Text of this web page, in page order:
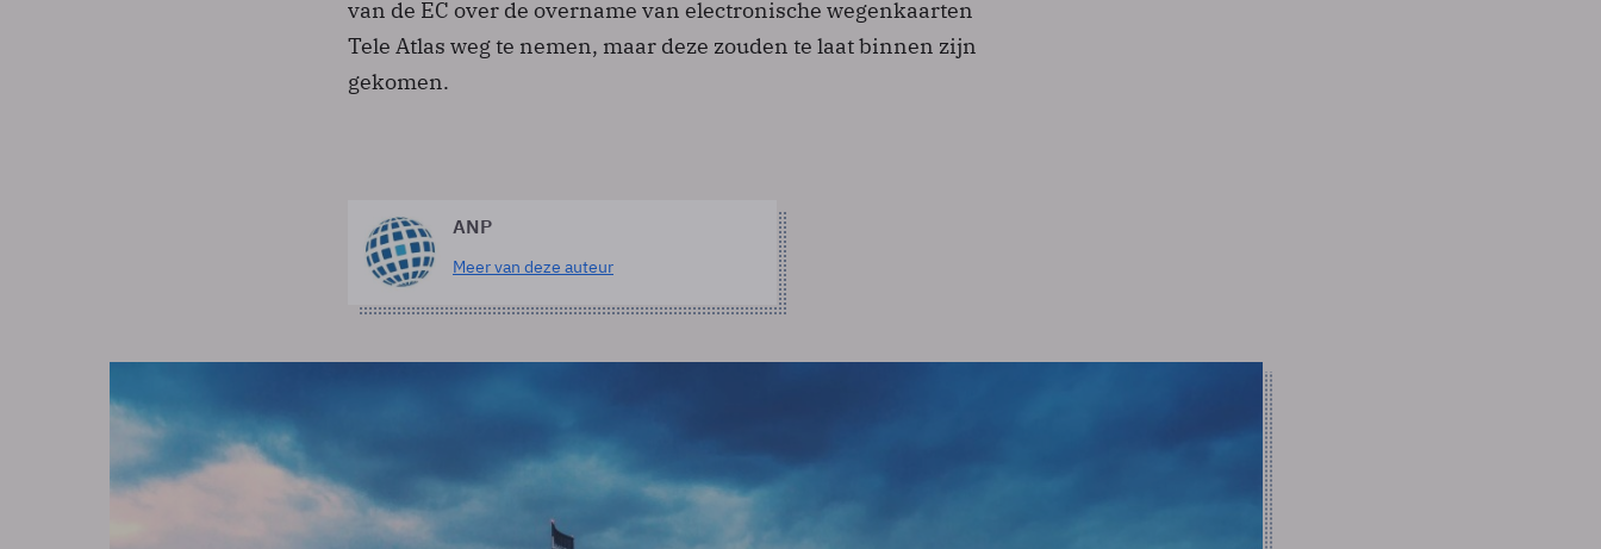
van de EC over de overname van electronische wegenkaarten
Tele Atlas weg te nemen, maar deze zouden te laat binnen zijn
gekomen.
ANP
Meer van deze auteur